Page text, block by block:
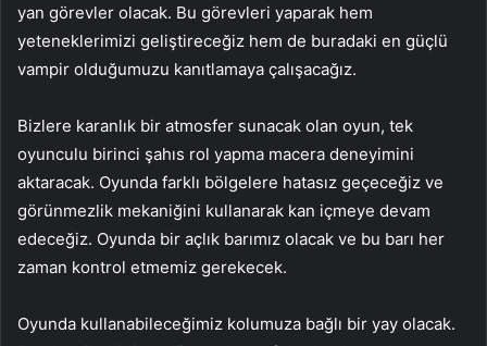
yan görevler olacak. Bu görevleri yaparak hem
yeteneklerimizi geliştireceğiz hem de buradaki en güçlü
vampir olduğumuzu kanıtlamaya çalışacağız.
Bizlere karanlık bir atmosfer sunacak olan oyun, tek
oyunculu birinci şahıs rol yapma macera deneyimini
aktaracak. Oyunda farklı bölgelere hatasız geçeceğiz ve
görünmezlik mekaniğini kullanarak kan içmeye devam
edeceğiz. Oyunda bir açlık barımız olacak ve bu barı her
zaman kontrol etmemiz gerekecek.
Oyunda kullanabileceğimiz kolumuza bağlı bir yay olacak.